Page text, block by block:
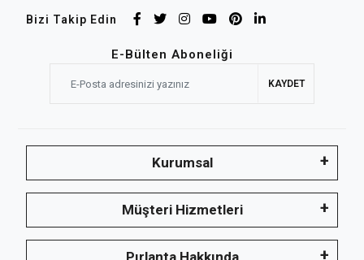
Bizi Takip Edin
E-Bülten Aboneliği
KAYDET
Kurumsal
Müşteri Hizmetleri
Pırlanta Hakkında